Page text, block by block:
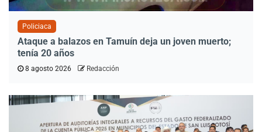
Policiaca
Ataque a balazos en Tamuín deja un joven muerto;
tenía 20 años
8 agosto 2026 Redacción